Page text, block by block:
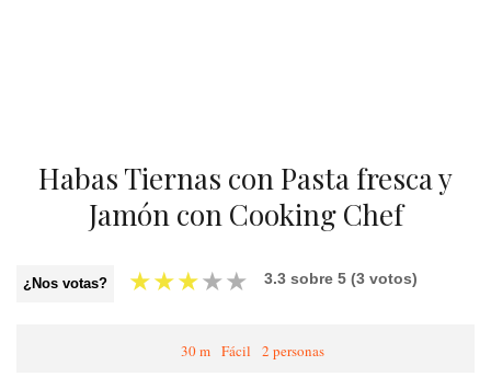
Habas Tiernas con Pasta fresca y
Jamón con Cooking Chef
¿Nos votas? ★★★★★ 3.3 sobre 5 (3 votos)
30 m Fácil 2 personas